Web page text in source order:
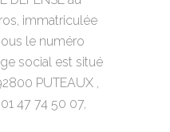
immatriculée
le numéro
social est situé
PUTEAUX ,
47 74 50 07,